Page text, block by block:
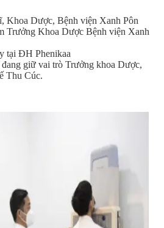
Khoa Dược, Bệnh viện Xanh Pôn
Trưởng Khoa Dược Bệnh viện Xanh
tại ĐH Phenikaa
giữ vai trò Trưởng khoa Dược,
Thu Cúc.